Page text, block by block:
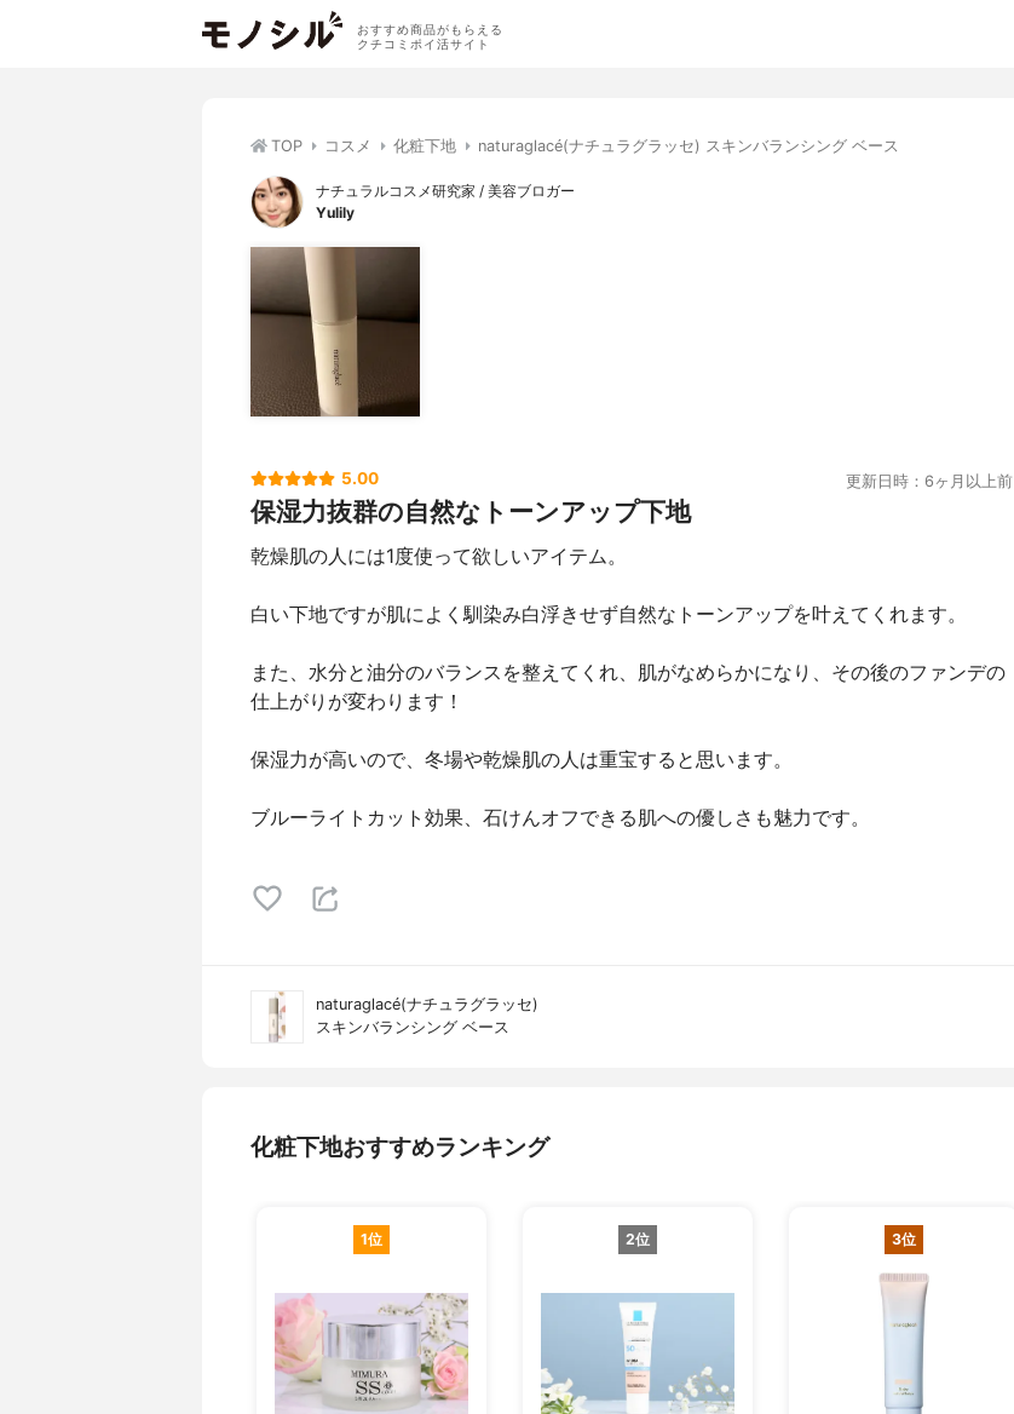
おすすめ商品がもらえる
クチコミポイ活サイト
TOP コスメ 化粧下地 naturaglacé(ナチュラグラッセ) スキンバランシング ベース
ナチュラルコスメ研究家 / 美容ブロガー
Yulily
5.00 更新日時：6ヶ月以上前
保湿力抜群の自然なトーンアップ下地
乾燥肌の人には1度使って欲しいアイテム。
白い下地ですが肌によく馴染み白浮きせず自然なトーンアップを叶えてくれます。
また、水分と油分のバランスを整えてくれ、肌がなめらかになり、その後のファンデの
仕上がりが変わります！
保湿力が高いので、冬場や乾燥肌の人は重宝すると思います。
ブルーライトカット効果、石けんオフできる肌への優しさも魅力です。
naturaglacé(ナチュラグラッセ)
スキンバランシング ベース
化粧下地おすすめランキング
1位 2位 3位